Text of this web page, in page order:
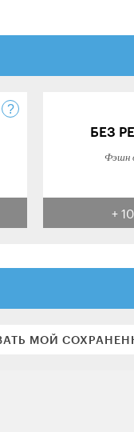
БЕЗ
Фэшн
+
МОЙ